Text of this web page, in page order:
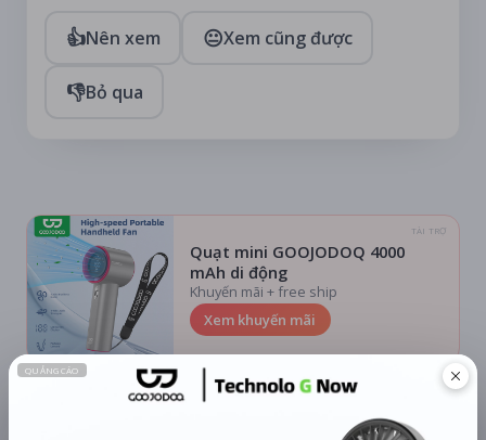
👍Nên xem 😐Xem cũng được
👎Bỏ qua
TÀI TRỢ
Quạt mini GOOJODOQ 4000
mAh di động
Khuyến mãi + free ship
Xem khuyến mãi